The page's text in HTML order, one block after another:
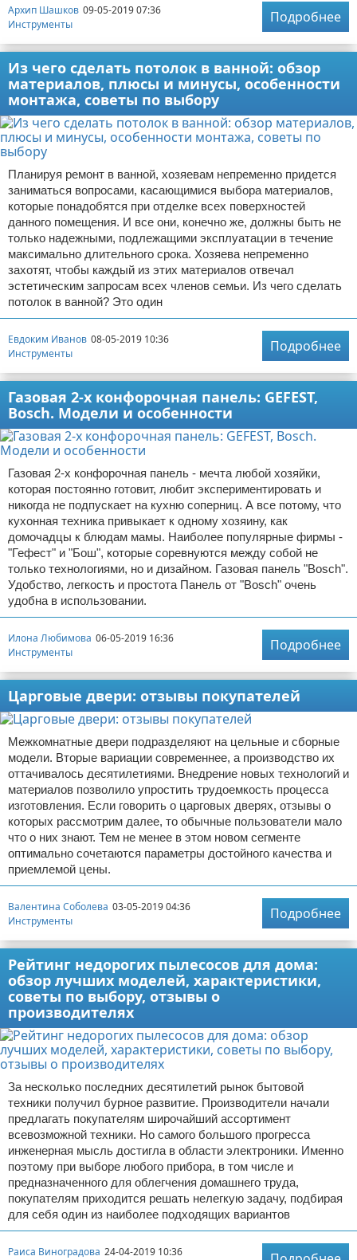
Архип Шашков 09-05-2019 07:36
Инструменты
Подробнее
Из чего сделать потолок в ванной: обзор
материалов, плюсы и минусы, особенности
монтажа, советы по выбору
Планируя ремонт в ванной, хозяевам непременно придется
заниматься вопросами, касающимися выбора материалов,
которые понадобятся при отделке всех поверхностей
данного помещения. И все они, конечно же, должны быть не
только надежными, подлежащими эксплуатации в течение
максимально длительного срока. Хозяева непременно
захотят, чтобы каждый из этих материалов отвечал
эстетическим запросам всех членов семьи. Из чего сделать
потолок в ванной? Это один
Евдоким Иванов 08-05-2019 10:36
Инструменты
Подробнее
Газовая 2-х конфорочная панель: GEFEST,
Bosch. Модели и особенности
Газовая 2-х конфорочная панель - мечта любой хозяйки,
которая постоянно готовит, любит экспериментировать и
никогда не подпускает на кухню соперниц. А все потому, что
кухонная техника привыкает к одному хозяину, как
домочадцы к блюдам мамы. Наиболее популярные фирмы -
"Гефест" и "Бош", которые соревнуются между собой не
только технологиями, но и дизайном. Газовая панель "Bosch".
Удобство, легкость и простота Панель от "Bosch" очень
удобна в использовании.
Илона Любимова 06-05-2019 16:36
Инструменты
Подробнее
Царговые двери: отзывы покупателей
Межкомнатные двери подразделяют на цельные и сборные
модели. Вторые вариации современнее, а производство их
оттачивалось десятилетиями. Внедрение новых технологий и
материалов позволило упростить трудоемкость процесса
изготовления. Если говорить о царговых дверях, отзывы о
которых рассмотрим далее, то обычные пользователи мало
что о них знают. Тем не менее в этом новом сегменте
оптимально сочетаются параметры достойного качества и
приемлемой цены.
Валентина Соболева 03-05-2019 04:36
Инструменты
Подробнее
Рейтинг недорогих пылесосов для дома:
обзор лучших моделей, характеристики,
советы по выбору, отзывы о
производителях
За несколько последних десятилетий рынок бытовой
техники получил бурное развитие. Производители начали
предлагать покупателям широчайший ассортимент
всевозможной техники. Но самого большого прогресса
инженерная мысль достигла в области электроники. Именно
поэтому при выборе любого прибора, в том числе и
предназначенного для облегчения домашнего труда,
покупателям приходится решать нелегкую задачу, подбирая
для себя один из наиболее подходящих вариантов
Раиса Виноградова 24-04-2019 10:36